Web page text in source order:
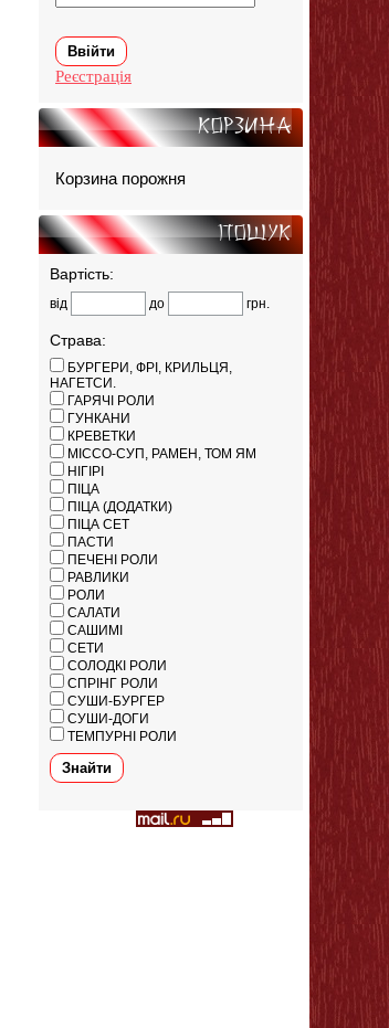
Реєстрація
Корзина
Корзина порожня
Пошук
Вартість:
від до грн.
Страва:
БУРГЕРИ, ФРІ, КРИЛЬЦЯ,
НАГЕТСИ.
ГАРЯЧІ РОЛИ
ГУНКАНИ
КРЕВЕТКИ
МІССО-СУП, РАМЕН, ТОМ ЯМ
НІГІРІ
ПІЦА
ПІЦА (ДОДАТКИ)
ПІЦА СЕТ
ПАСТИ
ПЕЧЕНІ РОЛИ
РАВЛИКИ
РОЛИ
САЛАТИ
САШИМІ
СЕТИ
СОЛОДКІ РОЛИ
СПРІНГ РОЛИ
СУШИ-БУРГЕР
СУШИ-ДОГИ
ТЕМПУРНІ РОЛИ